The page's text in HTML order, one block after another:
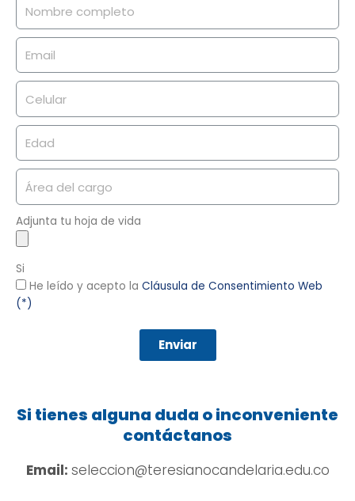
Adjunta tu hoja de vida
Si
He leído y acepto la Cláusula de Consentimiento Web
(*)
Enviar
Si tienes alguna duda o inconveniente
contáctanos
Email: seleccion@teresianocandelaria.edu.co